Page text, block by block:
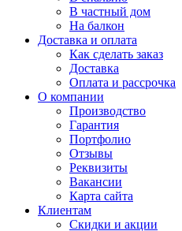
В частный дом
На балкон
Доставка и оплата
Как сделать заказ
Доставка
Оплата и рассрочка
О компании
Производство
Гарантия
Портфолио
Отзывы
Реквизиты
Вакансии
Карта сайта
Клиентам
Скидки и акции